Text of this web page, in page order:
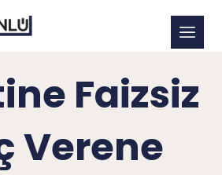
Faizsiz
Verene